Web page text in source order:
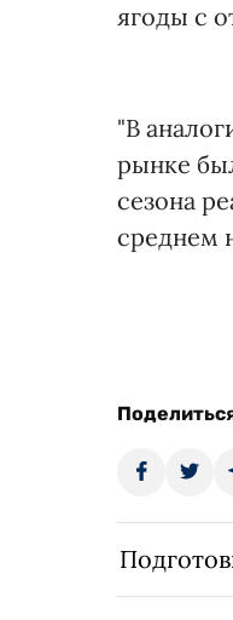
ягоды с
"В
рынке
сезона
среднем